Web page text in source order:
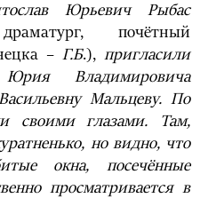
Юрьевич Рыбас
почётный
– Г.Б.), пригласили
Владимировича
Мальцеву. По
своими глазами. Там,
но видно, что
окна, посечённые
просматривается в